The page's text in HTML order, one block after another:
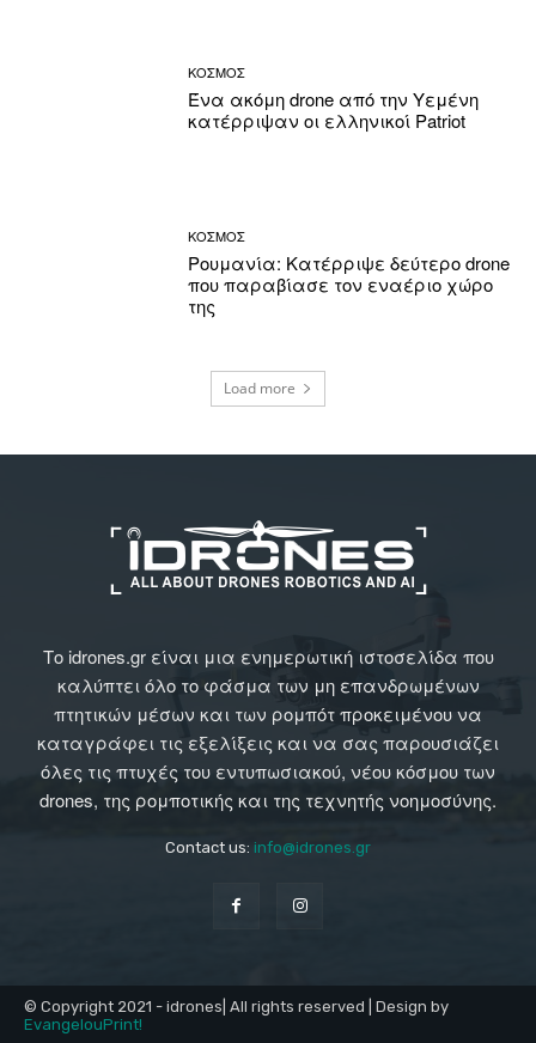
ΚΟΣΜΟΣ
Ένα ακόμη drone από την Υεμένη
κατέρριψαν οι ελληνικοί Patriot
ΚΟΣΜΟΣ
Ρουμανία: Κατέρριψε δεύτερο drone
που παραβίασε τον εναέριο χώρο
της
Load more
Το idrones.gr είναι μια ενημερωτική ιστοσελίδα που
καλύπτει όλο το φάσμα των μη επανδρωμένων
πτητικών μέσων και των ρομπότ προκειμένου να
καταγράφει τις εξελίξεις και να σας παρουσιάζει
όλες τις πτυχές του εντυπωσιακού, νέου κόσμου των
drones, της ρομποτικής και της τεχνητής νοημοσύνης.
Contact us: info@idrones.gr
© Copyright 2021 - idrones| All rights reserved | Design by
EvangelouPrint!